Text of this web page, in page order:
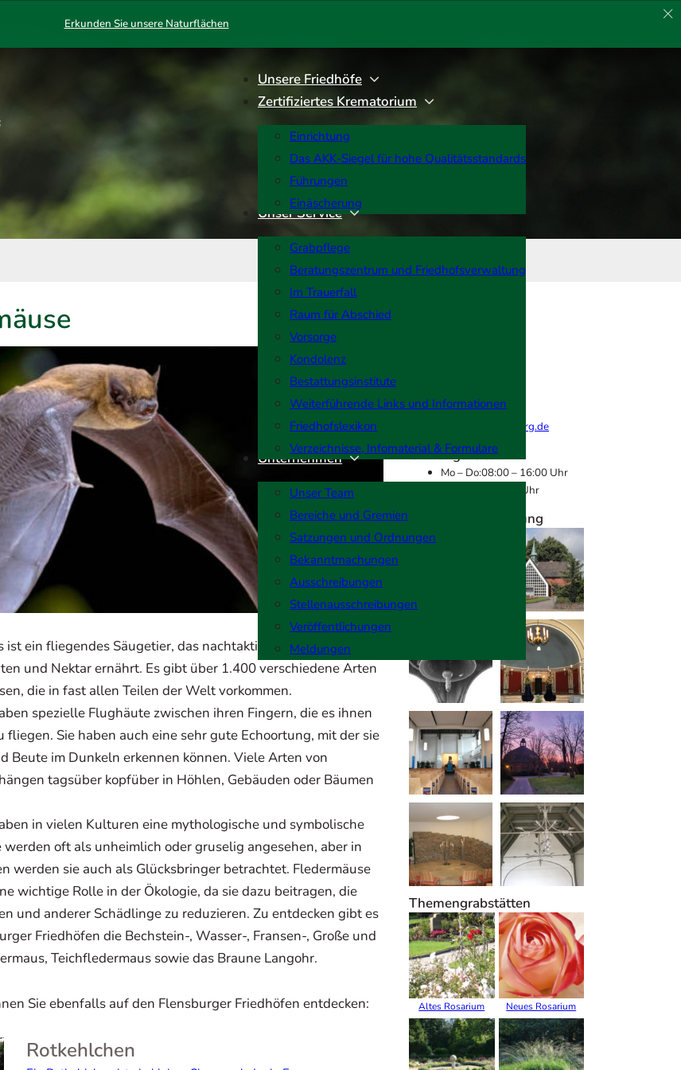
Erkunden Sie unsere Naturflächen
Unsere Friedhöfe
Zertifiziertes Krematorium
Einrichtung
Das AKK-Siegel für hohe Qualitätsstandards
Führungen
Einäscherung
Unser Service
Grabpflege
Beratungszentrum und Friedhofsverwaltung
Im Trauerfall
Raum für Abschied
Vorsorge
Kondolenz
Bestattungsinstitute
Weiterführende Links und Informationen
Friedhofslexikon
Verzeichnisse, Infomaterial & Formulare
Unternehmen
Unser Team
Bereiche und Gremien
Satzungen und Ordnungen
Bekanntmachungen
Ausschreibungen
Stellenausschreibungen
Veröffentlichungen
Meldungen
ist ein fliegendes Säugetier, das nachtaktiv ist und sich von
und Nektar ernährt. Es gibt über 1.400 verschiedene Arten
die in fast allen Teilen der Welt vorkommen.
spezielle Flughäute zwischen ihren Fingern, die es ihnen
fliegen. Sie haben auch eine sehr gute Echoortung, mit der sie
Beute im Dunkeln erkennen können. Viele Arten von
tagsüber kopfüber in Höhlen, Gebäuden oder Bäumen
in vielen Kulturen eine mythologische und symbolische
werden oft als unheimlich oder gruselig angesehen, aber in
werden sie auch als Glücksbringer betrachtet. Fledermäuse
wichtige Rolle in der Ökologie, da sie dazu beitragen, die
und anderer Schädlinge zu reduzieren. Zu entdecken gibt es
Friedhöfen die Bechstein-, Wasser-, Fransen-, Große und
Teichfledermaus sowie das Braune Langohr.
Sie ebenfalls auf den Flensburger Friedhöfen entdecken:
Rotkehlchen
friedhofsbuero@flensburg.de
Öffnungszeiten
Mo – Do:08:00 – 16:00 Uhr
08:00 – 12:30 Uhr
Kapelle & Verwaltung
Themengrabstätten
Altes Rosarium Neues Rosarium